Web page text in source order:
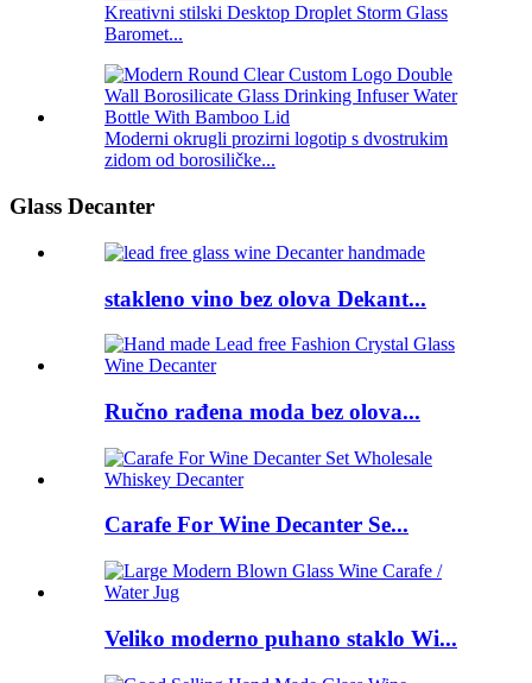
Kreativni stilski Desktop Droplet Storm Glass
Baromet...
Moderni okrugli prozirni logotip s dvostrukim
zidom od borosiličke...
Glass Decanter
stakleno vino bez olova Dekant...
Ručno rađena moda bez olova...
Carafe For Wine Decanter Se...
Veliko moderno puhano staklo Wi...